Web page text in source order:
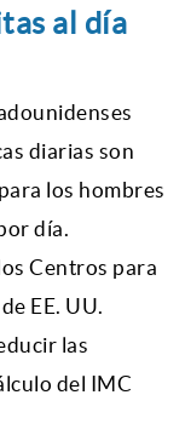
al día
diarias son
los hombres
día.
Centros para
EE. UU.
las
del IMC